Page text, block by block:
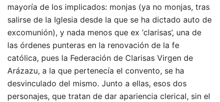
mayoría de los implicados: monjas (ya no monjas, tras
salirse de la Iglesia desde la que se ha dictado auto de
excomunión), y nada menos que ex ‘clarisas’, una de
las órdenes punteras en la renovación de la fe
católica, pues la Federación de Clarisas Virgen de
Arázazu, a la que pertenecía el convento, se ha
desvinculado del mismo. Junto a ellas, esos dos
personajes, que tratan de dar apariencia clerical, sin el